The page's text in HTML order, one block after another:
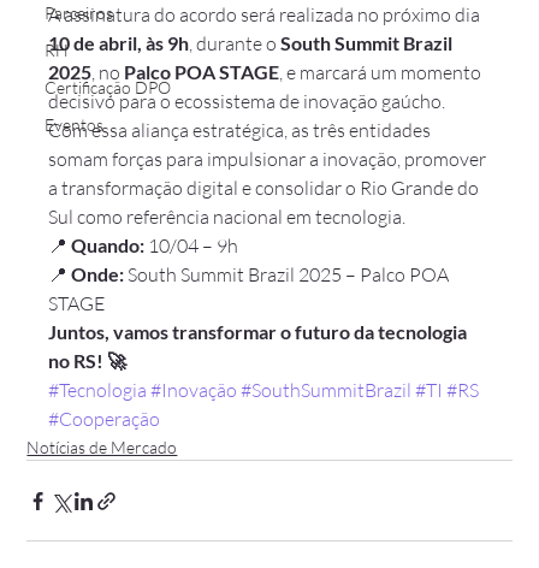
Parceiros
RH
Certificação DPO
Eventos
A assinatura do acordo será realizada no próximo dia
10 de abril, às 9h, durante o South Summit Brazil
2025, no Palco POA STAGE, e marcará um momento
decisivo para o ecossistema de inovação gaúcho.
Com essa aliança estratégica, as três entidades
somam forças para impulsionar a inovação, promover
a transformação digital e consolidar o Rio Grande do
Sul como referência nacional em tecnologia.
📍 Quando: 10/04 – 9h
📍 Onde: South Summit Brazil 2025 – Palco POA
STAGE
Juntos, vamos transformar o futuro da tecnologia
no RS! 🚀
#Tecnologia #Inovação #SouthSummitBrazil #TI #RS
#Cooperação
Notícias de Mercado